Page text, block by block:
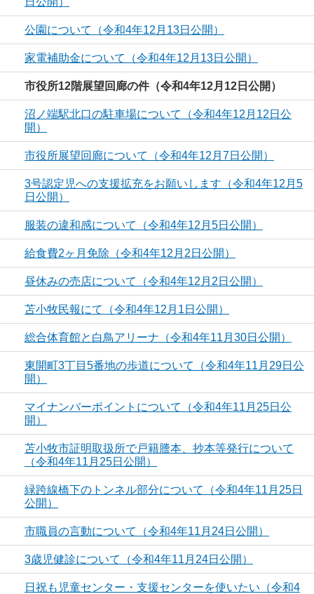
公園について（令和4年12月13日公開）
家電補助金について（令和4年12月13日公開）
市役所12階展望回廊の件（令和4年12月12日公開）
沼ノ端駅北口の駐車場について（令和4年12月12日公
開）
市役所展望回廊について（令和4年12月7日公開）
3号認定児への支援拡充をお願いします（令和4年12月5
日公開）
服装の違和感について（令和4年12月5日公開）
給食費2ヶ月免除（令和4年12月2日公開）
昼休みの売店について（令和4年12月2日公開）
苫小牧民報にて（令和4年12月1日公開）
総合体育館と白鳥アリーナ（令和4年11月30日公開）
東開町3丁目5番地の歩道について（令和4年11月29日公
開）
マイナンバーポイントについて（令和4年11月25日公
開）
苫小牧市証明取扱所で戸籍謄本、抄本等発行について
（令和4年11月25日公開）
緑跨線橋下のトンネル部分について（令和4年11月25日
公開）
市職員の言動について（令和4年11月24日公開）
3歳児健診について（令和4年11月24日公開）
日祝も児童センター・支援センターを使いたい（令和4